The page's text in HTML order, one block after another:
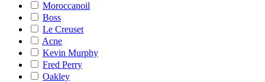
Moroccanoil
Boss
Le Creuset
Acne
Kevin Murphy
Fred Perry
Oakley